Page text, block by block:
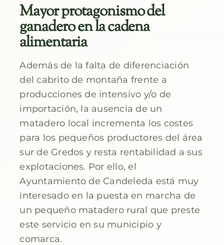
Mayor protagonismo del
ganadero en la cadena
alimentaria
Además de la falta de diferenciación
del cabrito de montaña frente a
producciones de intensivo y/o de
importación, la ausencia de un
matadero local incrementa los costes
para los pequeños productores del área
sur de Gredos y resta rentabilidad a sus
explotaciones. Por ello, el
Ayuntamiento de Candeleda está muy
interesado en la puesta en marcha de
un pequeño matadero rural que preste
este servicio en su municipio y
comarca.